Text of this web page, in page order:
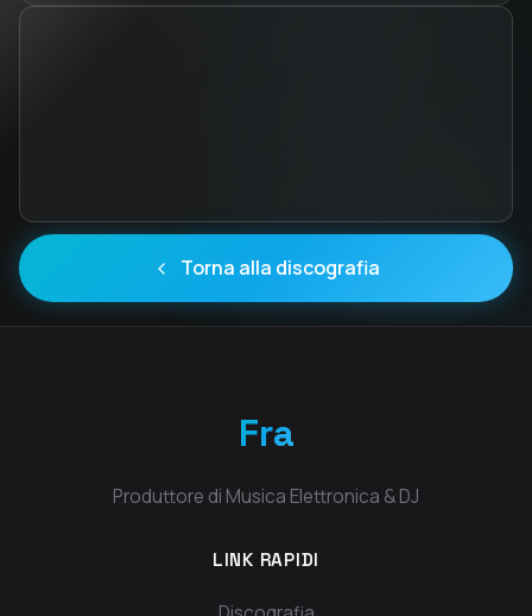
Torna alla discografia
Fra
Produttore di Musica Elettronica & DJ
LINK RAPIDI